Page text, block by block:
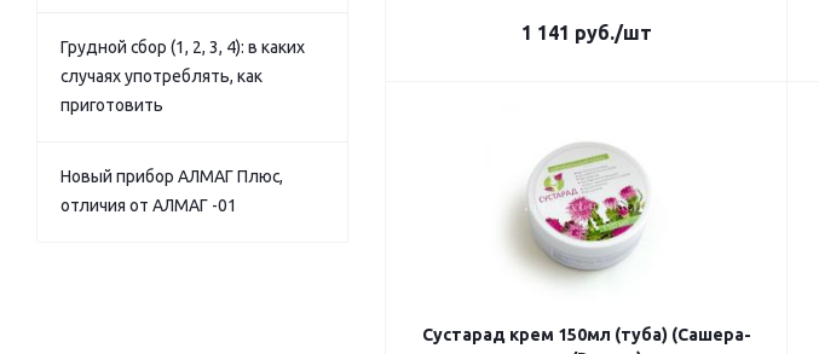
1 141 руб./шт
Сустарад крем 150мл (туба) (Сашера-
Грудной сбор (1, 2, 3, 4): в каких
случаях употреблять, как
приготовить
Новый прибор АЛМАГ Плюс,
отличия от АЛМАГ -01